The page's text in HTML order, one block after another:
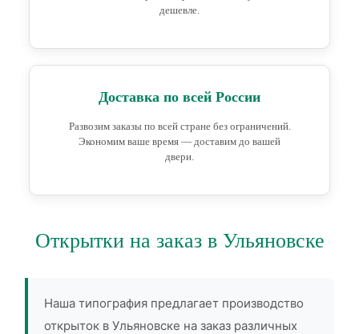
дешевле.
Доставка по всей России
Развозим заказы по всей стране без ограничений.
Экономим ваше время — доставим до вашей
двери.
Открытки на заказ в Ульяновске
Наша типография предлагает производство
открыток в Ульяновске на заказ различных